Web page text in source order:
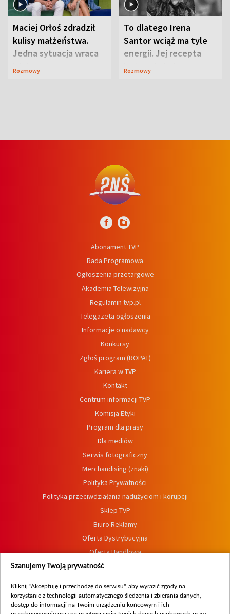
Maciej Orłoś zdradził
kulisy małżeństwa.
Jedna sytuacja wraca
jak bumerang
Rozmowy
To dlatego Irena
Santor wciąż ma tyle
energii. Jej recepta
jest zaskakująco
Rozmowy
Abonament TVP
Rada Programowa
Ogłoszenia przetargowe
Akademia Telewizyjna
Regulamin tvp.pl
Telegazeta ogłoszenia
Informacje o nadawcy
Konkursy
Zgłoś program (ROPAT)
Kariera w TVP
Kontakt
Centrum informacji TVP
Komisja Etyki
Program dla prasy
Dla mediów
Serwis fotograficzny
Merchandising (znaki)
Polityka Prywatności
Polityka przeciwdziałania nadużyciom i korupcji
Sklep TVP
Biuro Reklamy
Oferta Dystrybucyjna
Oferta Handlowa
Dostępność
Procedura zgłoszeń wewnętrznych
Szanujemy Twoją prywatność
Kliknij "Akceptuję i przechodzę do serwisu", aby wyrazić zgody na
korzystanie z technologii automatycznego śledzenia i zbierania danych,
dostęp do informacji na Twoim urządzeniu końcowym i ich